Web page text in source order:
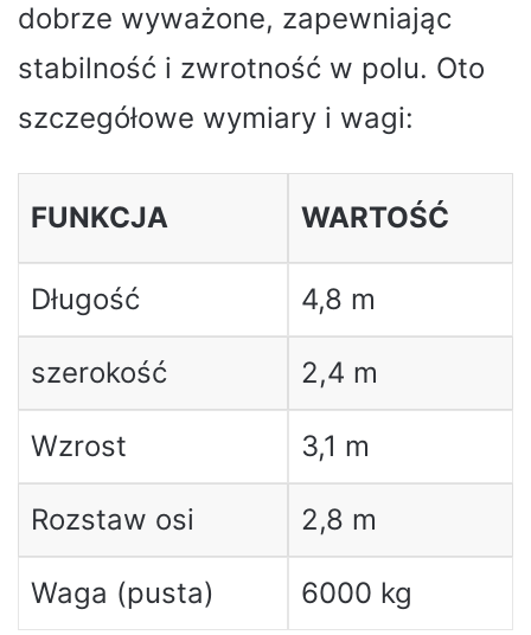
dobrze wyważone, zapewniając
stabilność i zwrotność w polu. Oto
szczegółowe wymiary i wagi:
FUNKCJA WARTOŚĆ
Długość 4,8 m
szerokość 2,4 m
Wzrost 3,1 m
Rozstaw osi 2,8 m
Waga (pusta) 6000 kg